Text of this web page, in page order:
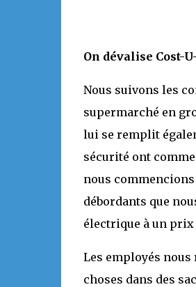
On dévalise Cost-
Nous suivons les
supermarché en
lui se remplit
sécurité ont
nous commencions
débordants que
électrique à un
Les employés
choses dans des